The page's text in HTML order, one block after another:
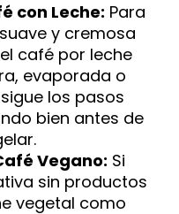
con Leche: Para
y cremosa
café por leche
evaporada o
los pasos
bien antes de
Vegano: Si
sin productos
vegetal como